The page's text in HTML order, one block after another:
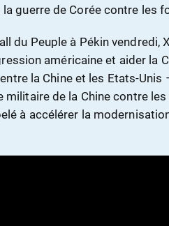
la guerre de Corée contre les
du Peuple à Pékin vendredi,
américaine et aider la
la Chine et les Etats-Unis
de la Chine contre
à accélérer la